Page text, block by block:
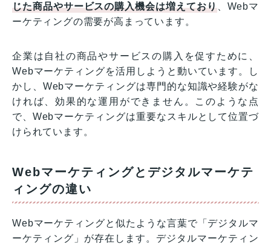
じた商品やサービスの購入機会は増えており、Webマ
ーケティングの需要が高まっています。
企業は自社の商品やサービスの購入を促すために、
Webマーケティングを活用しようと動いています。し
かし、Webマーケティングは専門的な知識や経験がな
ければ、効果的な運用ができません。このような点
で、Webマーケティングは重要なスキルとして位置づ
けられています。
Webマーケティングとデジタルマーケテ
ィングの違い
Webマーケティングと似たような言葉で「デジタルマ
ーケティング」が存在します。デジタルマーケティン